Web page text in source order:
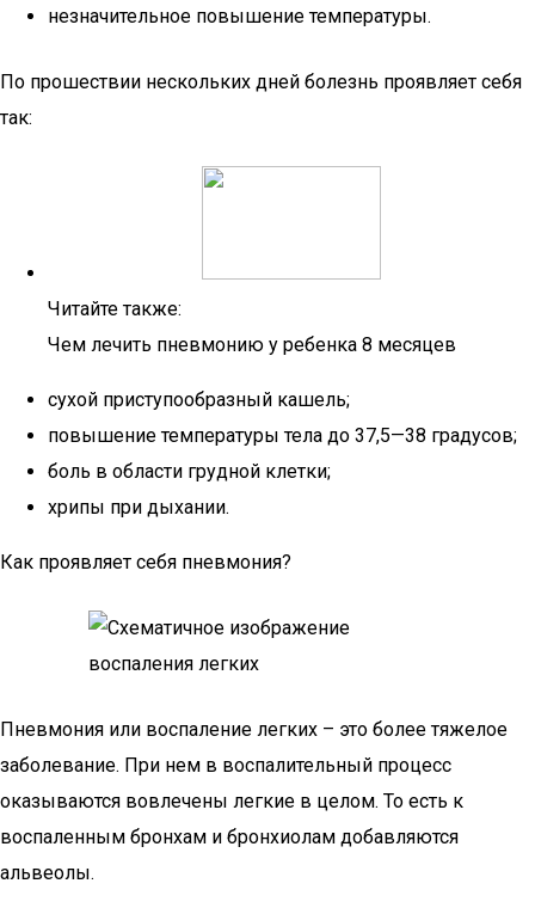
незначительное повышение температуры.
По прошествии нескольких дней болезнь проявляет себя
так:
Читайте также:
Чем лечить пневмонию у ребенка 8 месяцев
сухой приступообразный кашель;
повышение температуры тела до 37,5—38 градусов;
боль в области грудной клетки;
хрипы при дыхании.
Как проявляет себя пневмония?
Пневмония или воспаление легких – это более тяжелое
заболевание. При нем в воспалительный процесс
оказываются вовлечены легкие в целом. То есть к
воспаленным бронхам и бронхиолам добавляются
альвеолы.